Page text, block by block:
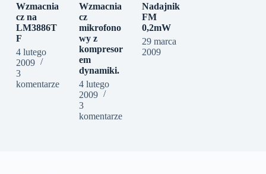
Wzmacnia
cz na
LM3886T
F
4 lutego
2009
3
komentarze
Wzmacnia
cz
mikrofono
wy z
kompresor
em
dynamiki.
4 lutego
2009
3
komentarze
Nadajnik
FM
0,2mW
29 marca
2009